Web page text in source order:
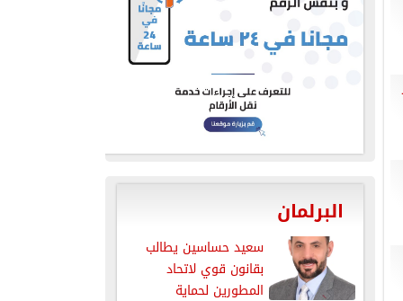
البرلمان
سعيد حساسين يطالب
بقانون قوي لاتحاد
المطورين لحماية